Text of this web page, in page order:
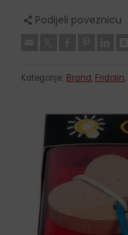
Podijeli poveznicu
Kategorije: Brand, Fridolin,